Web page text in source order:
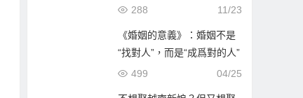
你」的人生方！
11/23
288
《婚姻的意義》：婚姻不是
“找對人”，而是“成爲對的人”
04/25
499